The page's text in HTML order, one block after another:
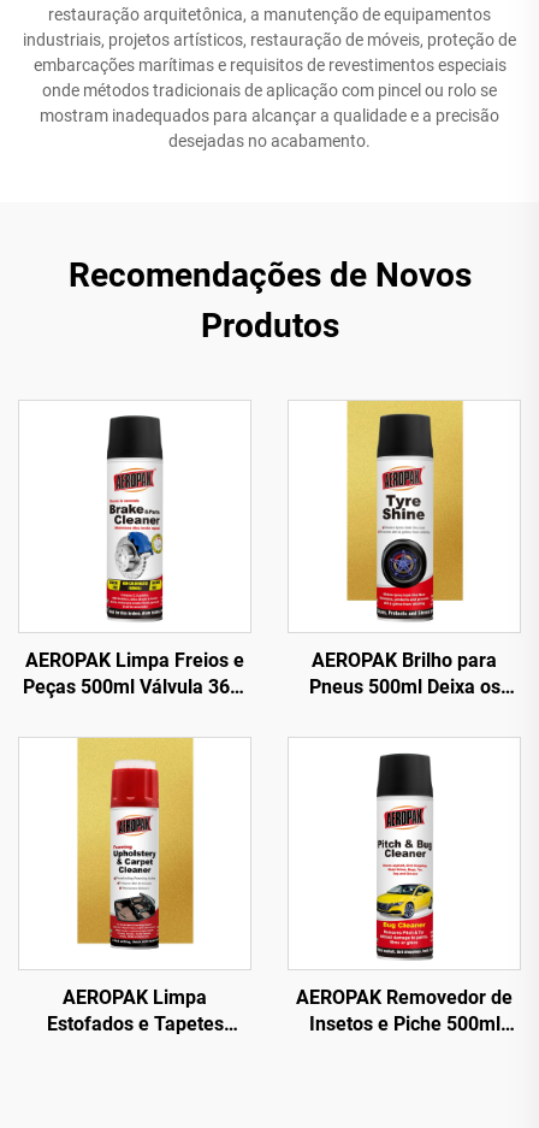
restauração arquitetônica, a manutenção de equipamentos
industriais, projetos artísticos, restauração de móveis, proteção de
embarcações marítimas e requisitos de revestimentos especiais
onde métodos tradicionais de aplicação com pincel ou rolo se
mostram inadequados para alcançar a qualidade e a precisão
desejadas no acabamento.
Recomendações de Novos
Produtos
AEROPAK Limpa Freios e
Peças 500ml Válvula 360°
para Freios
AEROPAK Brilho para
Pneus 500ml Deixa os
Nova 460g Cuidado com
Pneus
AEROPAK Limpa
Estofados e Tapetes
AEROPAK Removedor de
Insetos e Piche 500ml